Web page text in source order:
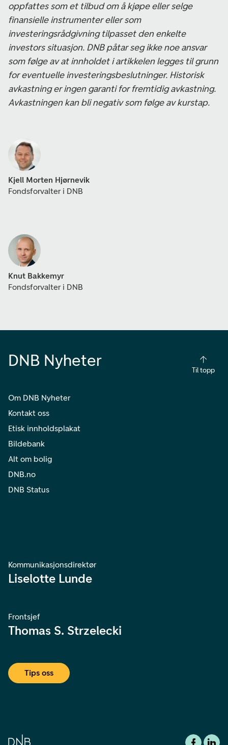
oppfattes som et tilbud om å kjøpe eller selge
finansielle instrumenter eller som
investeringsrådgivning tilpasset den enkelte
investors situasjon. DNB påtar seg ikke noe ansvar
som følge av at innholdet i artikkelen legges til grunn
for eventuelle investeringsbeslutninger. Historisk
avkastning er ingen garanti for fremtidig avkastning.
Avkastningen kan bli negativ som følge av kurstap.
Kjell Morten Hjørnevik
Fondsforvalter i DNB
Knut Bakkemyr
Fondsforvalter i DNB
DNB Nyheter
Til topp
Om DNB Nyheter
Kontakt oss
Etisk innholdsplakat
Bildebank
Alt om bolig
DNB.no
DNB Status
Kommunikasjonsdirektør
Liselotte Lunde
Frontsjef
Thomas S. Strzelecki
Tips oss